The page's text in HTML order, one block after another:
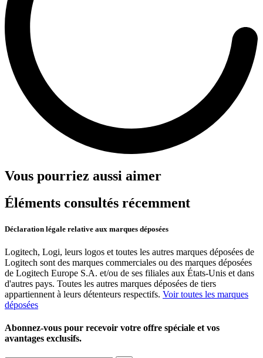
Vous pourriez aussi aimer
Éléments consultés récemment
Déclaration légale relative aux marques déposées
Logitech, Logi, leurs logos et toutes les autres marques déposées de
Logitech sont des marques commerciales ou des marques déposées
de Logitech Europe S.A. et/ou de ses filiales aux États-Unis et dans
d'autres pays. Toutes les autres marques déposées de tiers
appartiennent à leurs détenteurs respectifs. Voir toutes les marques
déposées
Abonnez-vous pour recevoir votre offre spéciale et vos
avantages exclusifs.